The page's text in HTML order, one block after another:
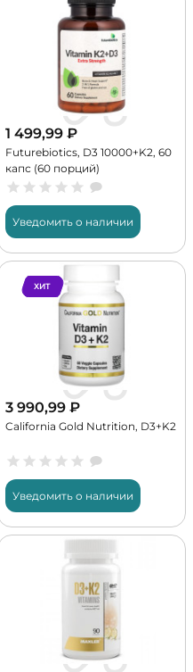
1 499,99 ₽
Futurebiotics, D3 10000+K2, 60
капс (60 порций)
Уведомить о наличии
ХИТ
3 990,99 ₽
California Gold Nutrition, D3+K2
Уведомить о наличии